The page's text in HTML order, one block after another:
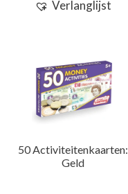
Verlanglijst
50 Activiteitenkaarten:
Geld